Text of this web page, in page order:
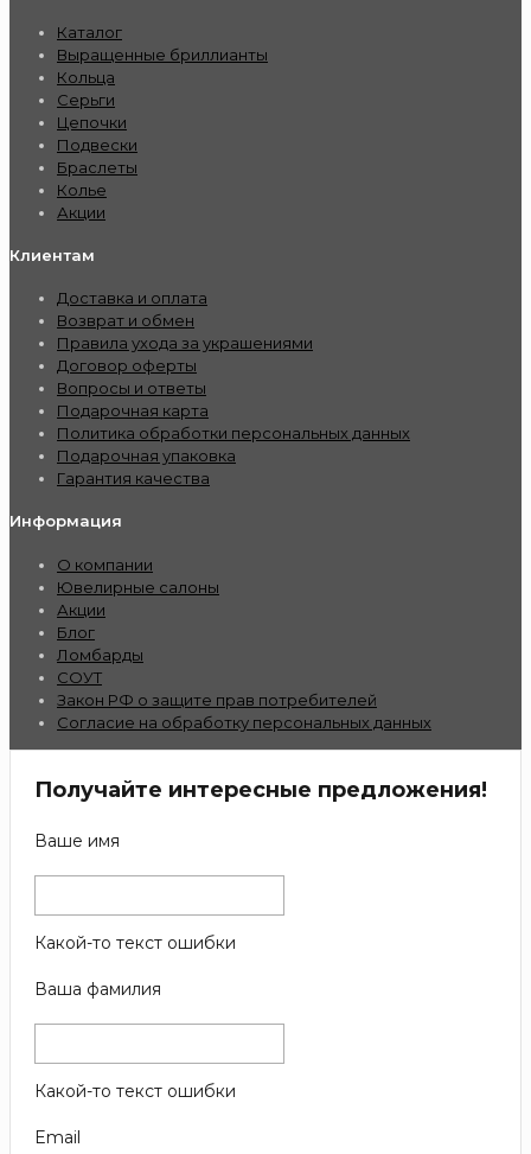
Каталог
Выращенные бриллианты
Кольца
Серьги
Цепочки
Подвески
Браслеты
Колье
Акции
Клиентам
Доставка и оплата
Возврат и обмен
Правила ухода за украшениями
Договор оферты
Вопросы и ответы
Подарочная карта
Политика обработки персональных данных
Подарочная упаковка
Гарантия качества
Информация
О компании
Ювелирные салоны
Акции
Блог
Ломбарды
СОУТ
Закон РФ о защите прав потребителей
Согласие на обработку персональных данных
Получайте интересные предложения!
Ваше имя
Какой-то текст ошибки
Ваша фамилия
Какой-то текст ошибки
Email